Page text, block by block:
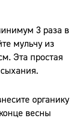
3 раза в
мульчу из
Эта простая
органику
весны